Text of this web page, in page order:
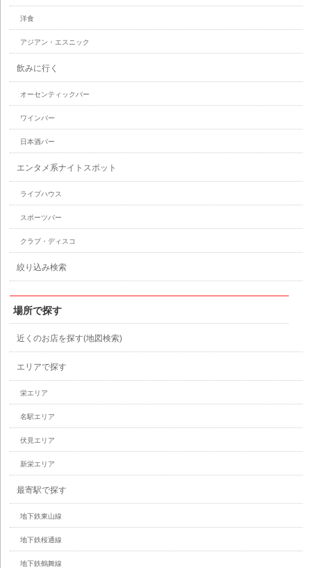
洋食
アジアン・エスニック
飲みに行く
オーセンティックバー
ワインバー
日本酒バー
エンタメ系ナイトスポット
ライブハウス
スポーツバー
クラブ・ディスコ
絞り込み検索
場所で探す
近くのお店を探す(地図検索)
エリアで探す
栄エリア
名駅エリア
伏見エリア
新栄エリア
最寄駅で探す
地下鉄東山線
地下鉄桜通線
地下鉄鶴舞線